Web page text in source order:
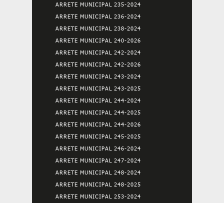
ARRETE MUNICIPAL 235-2024
ARRETE MUNICIPAL 236-2024
ARRETE MUNICIPAL 238-2024
ARRETE MUNICIPAL 240-2026
ARRETE MUNICIPAL 242-2024
ARRETE MUNICIPAL 242-2026
ARRETE MUNICIPAL 243-2024
ARRETE MUNICIPAL 243-2025
ARRETE MUNICIPAL 244-2024
ARRETE MUNICIPAL 244-2025
ARRETE MUNICIPAL 244-2026
ARRETE MUNICIPAL 245-2025
ARRETE MUNICIPAL 246-2024
ARRETE MUNICIPAL 247-2024
ARRETE MUNICIPAL 248-2024
ARRETE MUNICIPAL 248-2025
ARRETE MUNICIPAL 253-2024